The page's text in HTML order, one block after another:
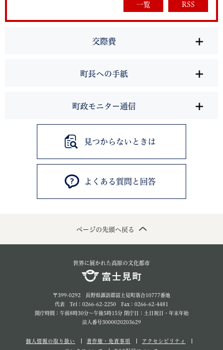
一覧
RSS
交際費
町長への手紙
町政モニター通信
見つからないときは
よくある質問と回答
ページの先頭へ戻る
世界に展かれた高原の文化都市
〒399-0292 長野県諏訪郡富士見町落合10777番地
代表 Tel：0266-62-2250 Fax：0266-62-4481
開庁時間：午前8時30分～午後5時15分 閉庁日：土日祝日・年末年始
法人番号3000020203629
個人情報の取り扱い 著作権・免責事項
アクセシビリティ